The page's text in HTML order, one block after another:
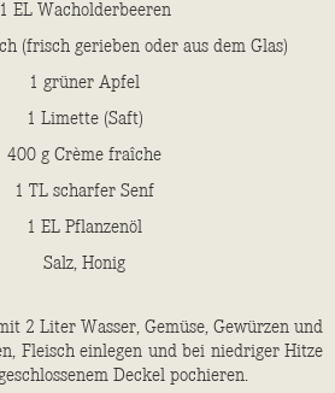
1 EL Wacholderbeeren
(frisch gerieben oder aus dem Glas)
1 grüner Apfel
1 Limette (Saft)
400 g Crème fraîche
1 TL scharfer Senf
1 EL Pflanzenöl
Salz, Honig
2 Liter Wasser, Gemüse, Gewürzen und
Fleisch einlegen und bei niedriger Hitze
Deckel pochieren.